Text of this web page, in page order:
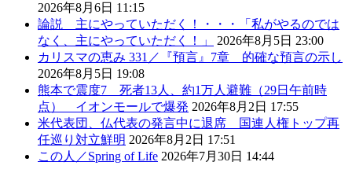
2026年8月6日 11:15
論説 主にやっていただく！・・・「私がやるのでは
なく、主にやっていただく！」
2026年8月5日 23:00
カリスマの恵み 331／『預言』7章 的確な預言の示し
2026年8月5日 19:08
熊本で震度7 死者13人、約1万人避難（29日午前時
点） イオンモールで爆発 2026年8月2日 17:55
米代表団、仏代表の発言中に退席 国連人権トップ再
任巡り対立鮮明 2026年8月2日 17:51
この人／Spring of Life 2026年7月30日 14:44